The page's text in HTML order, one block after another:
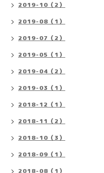
2019-10（2）
2019-08（1）
2019-07（2）
2019-05（1）
2019-04（2）
2019-03（1）
2018-12（1）
2018-11（2）
2018-10（3）
2018-09（1）
2018-08（1）